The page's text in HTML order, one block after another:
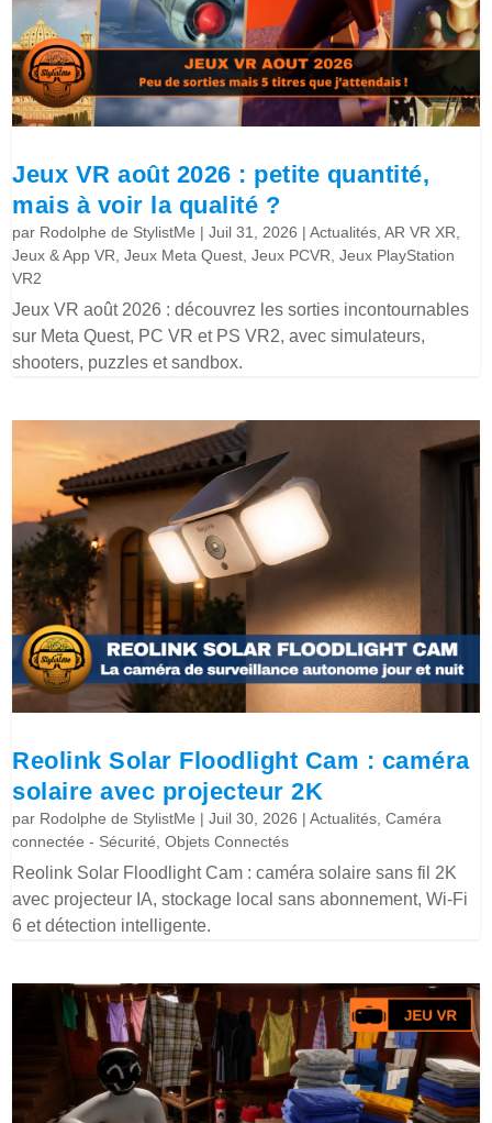
Jeux VR août 2026 : petite quantité,
mais à voir la qualité ?
par Rodolphe de StylistMe |Juil 31, 2026 |Actualités,AR VR XR,
Jeux & App VR,Jeux Meta Quest,Jeux PCVR,Jeux PlayStation
VR2
Jeux VR août 2026 : découvrez les sorties incontournables
sur Meta Quest, PC VR et PS VR2, avec simulateurs,
shooters, puzzles et sandbox.
Reolink Solar Floodlight Cam : caméra
solaire avec projecteur 2K
par Rodolphe de StylistMe |Juil 30, 2026 |Actualités,Caméra
connectée - Sécurité,Objets Connectés
Reolink Solar Floodlight Cam : caméra solaire sans fil 2K
avec projecteur IA, stockage local sans abonnement, Wi-Fi
6 et détection intelligente.